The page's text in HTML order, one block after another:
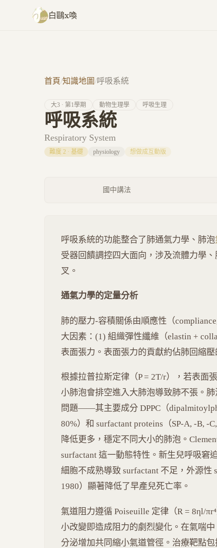
跳至主要內容
白鷗x喚
首頁/知識地圖/呼吸系統
大3 · 第1學期 動物生理學 呼吸生理
呼吸系統
Respiratory System
難度 2 · 基礎 physiology 想做成互動版
國中講法
呼吸系統的功能整合了肺通氣力學、肺泡
受器回饋調控四大面向，涉及流體力學
叉。
通氣力學的定量分析
肺的壓力-容積關係由順應性（
大因素：(1) 組織彈性纖維（elastin +
表面張力。表面張力的貢獻約佔肺回縮壓
根據拉普拉斯定律（P = 2T/r），若表面
小肺泡會排空進入大肺泡導致肺不張。
問題——其主要成分 DPPC（
80%）和 surfactant proteins（SP-A, -B,
降低更多，穩定不同大小的肺泡。
surfactant 這一動態特性。新生兒呼吸窘
細胞不成熟導致 surfactant 不足，外源性
1980）顯著降低了早產兒死亡率。
氣道阻力遵循 Poiseuille 定律（R = 8ηl/
小改變即造成阻力的劇烈變化。在氣喘
分泌增加共同縮小氣道管徑。治療靶點